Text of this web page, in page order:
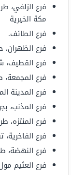
فرع الزلفي،
مكة الخيرية
فرع الطائف.
فرع الظهران،
فرع القطيف،
فرع
فرع المدينة
فرع المذنب،
فرع المنتزه،
فرع
فرع النهضة،
فرع العثيم